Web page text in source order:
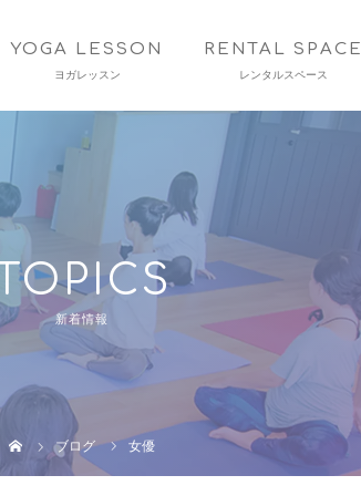
YOGA LESSON RENTAL SPACE
TOPICS
新着情報
ブログ 女優